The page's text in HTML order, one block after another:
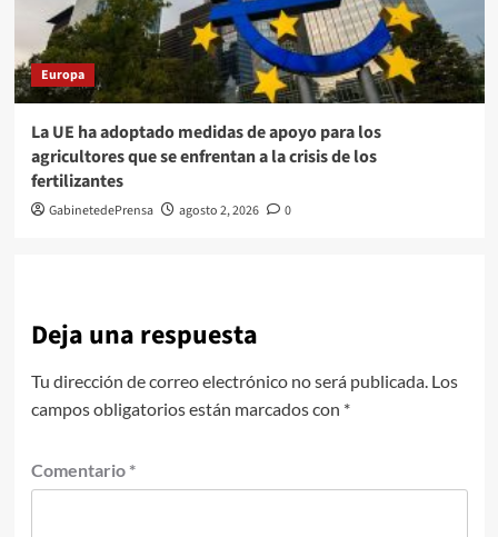
Europa
La UE ha adoptado medidas de apoyo para los
agricultores que se enfrentan a la crisis de los
fertilizantes
GabinetedePrensa agosto 2, 2026 0
Deja una respuesta
Tu dirección de correo electrónico no será publicada. Los
campos obligatorios están marcados con *
Comentario *